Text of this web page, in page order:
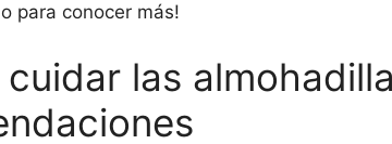
para conocer más!
las